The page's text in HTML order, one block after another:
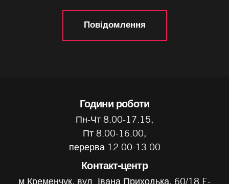
Повідомлення
Години роботи
Пн-Чт 8.00-17.15,
Пт 8.00-16.00,
перерва 12.00-13.00
Контакт-центр
м.Кременчук, вул. Івана Приходька, 60/18 E-